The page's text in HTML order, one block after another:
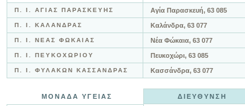
Π. Ι. ΑΓΙΑΣ ΠΑΡΑΣΚΕΥΗΣ Αγία Παρασκευή, 63 085
Π. Ι. ΚΑΛΑΝΔΡΑΣ Καλάνδρα, 63 077
Π. Ι. ΝΕΑΣ ΦΩΚΑΙΑΣ Νέα Φώκαια, 63 077
Π. Ι. ΠΕΥΚΟΧΩΡΙΟΥ Πευκοχώρι, 63 085
Π. Ι. ΦΥΛΑΚΩΝ ΚΑΣΣΑΝΔΡΑΣ Κασσάνδρα, 63 077
ΜΟΝΑΔΑ ΥΓΕΙΑΣ
ΔΙΕΥΘΥΝΣΗ